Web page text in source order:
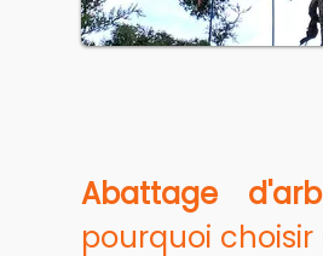
Abattage
pourquoi